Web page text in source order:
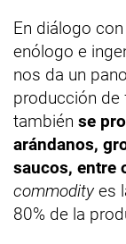
En diálogo
enólogo e
nos da un
producción de
también se
arándanos,
saucos, entre
commodity es
80% de la